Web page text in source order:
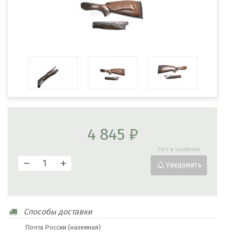
4 845 ₽
Нет в наличии
Уведомить
Cпособы доставки
Почта России (наземная)